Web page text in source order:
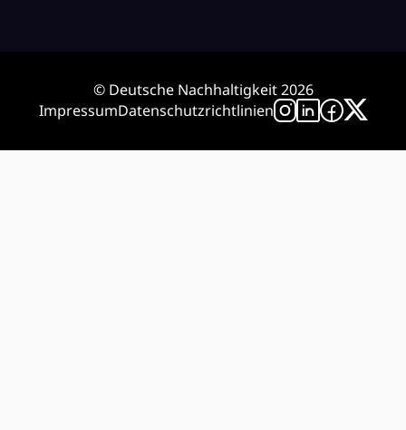
© Deutsche Nachhaltigkeit 2026
ImpressumDatenschutzrichtlinien